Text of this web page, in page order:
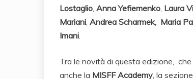
Lostaglio, Anna Yefiemenko, Laura
Mariani, Andrea Scharmek, Maria
Imani.
Tra le novità di questa edizione,
anche la MISFF Academy, la